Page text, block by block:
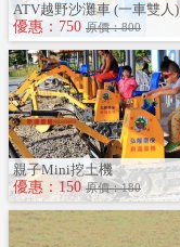
ATV越野沙灘車 (一車雙人)
優惠：750 原價：800
親子Mini挖土機
優惠：150 原價：180